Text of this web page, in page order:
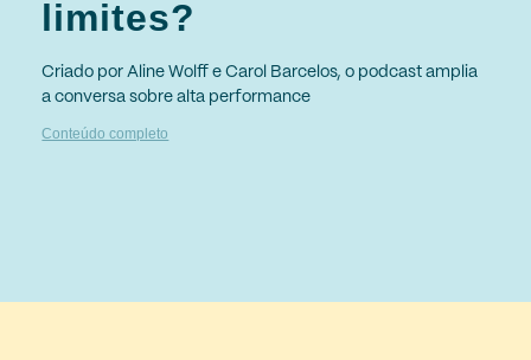
limites?
Criado por Aline Wolff e Carol Barcelos, o podcast amplia
a conversa sobre alta performance
Conteúdo completo